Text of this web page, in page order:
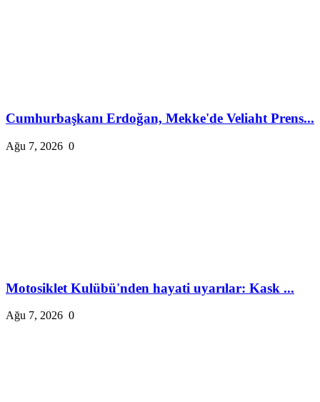
Cumhurbaşkanı Erdoğan, Mekke'de Veliaht Prens...
Ağu 7, 2026 0
Motosiklet Kulübü'nden hayati uyarılar: Kask ...
Ağu 7, 2026 0